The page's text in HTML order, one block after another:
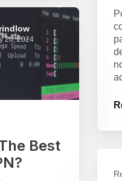
26, 2024
Best